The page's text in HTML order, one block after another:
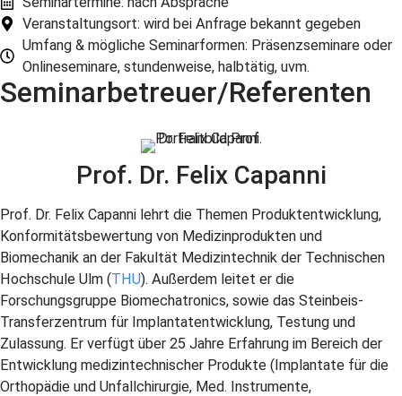
Veranstaltungsort: wird bei Anfrage bekannt gegeben
Umfang & mögliche Seminarformen: Präsenzseminare oder
Onlineseminare, stundenweise, halbtätig, uvm.
Seminarbetreuer/Referenten
Prof. Dr. Felix Capanni
Prof. Dr. Felix Capanni lehrt die Themen Produktentwicklung,
Konformitätsbewertung von Medizinprodukten und
Biomechanik an der Fakultät Medizintechnik der Technischen
Hochschule Ulm (THU). Außerdem leitet er die
Forschungsgruppe Biomechatronics, sowie das Steinbeis-
Transferzentrum für Implantatentwicklung, Testung und
Zulassung. Er verfügt über 25 Jahre Erfahrung im Bereich der
Entwicklung medizintechnischer Produkte (Implantate für die
Orthopädie und Unfallchirurgie, Med. Instrumente,